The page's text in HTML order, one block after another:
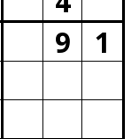
9
1